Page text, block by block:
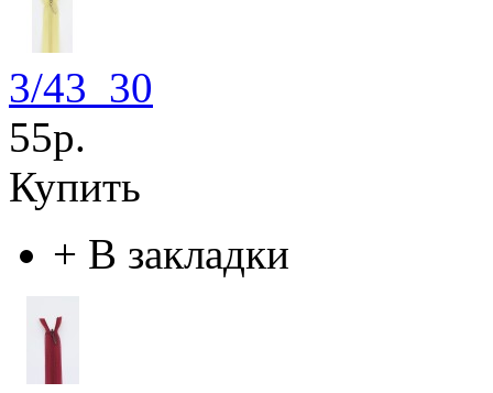
3/43_30
55р.
Купить
+ В закладки